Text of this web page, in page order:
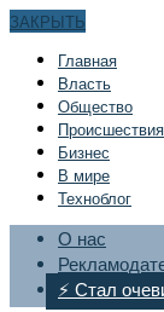
ЗАКРЫТЬ
Главная
Bласть
Общество
Происшествия
Бизнес
В мире
Техноблог
О нас
⚡ Стал